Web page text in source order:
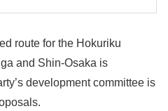
route for the Hokuriku
and Shin-Osaka is
development committee is